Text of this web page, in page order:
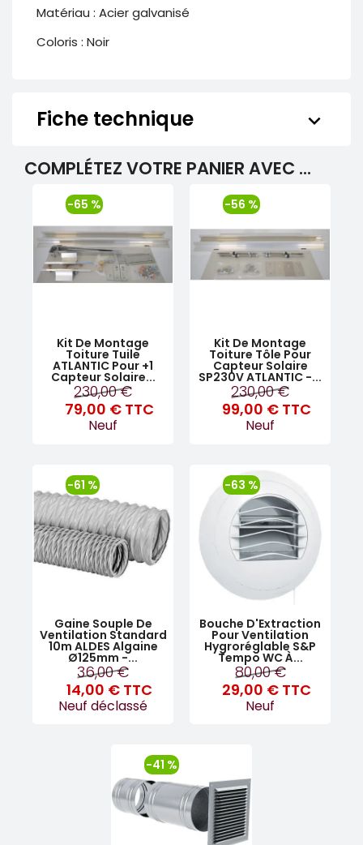
Matériau : Acier galvanisé
Coloris : Noir
Fiche technique keyboard_arrow_down
COMPLÉTEZ VOTRE PANIER AVEC ...
Kit De Montage
Toiture Tuile
ATLANTIC Pour +1
Capteur Solaire...
230,00 €
79,00 € TTC
Neuf
-65 %
Kit De Montage
Toiture Tôle Pour
Capteur Solaire
SP230V ATLANTIC -...
230,00 €
99,00 € TTC
Neuf
-56 %
Gaine Souple De
Ventilation Standard
10m ALDES Algaine
Ø125mm -...
36,00 €
14,00 € TTC
Neuf déclassé
-61 %
Bouche D'Extraction
Pour Ventilation
Hygroréglable S&P
Tempo WC À...
80,00 €
29,00 € TTC
Neuf
-63 %
-41 %